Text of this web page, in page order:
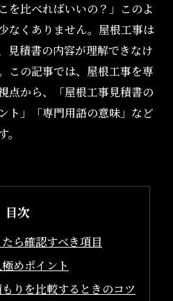
を比べればいいの？」このよ
なくありません。屋根工事は
見積書の内容が理解できなけ
この記事では、屋根工事を専
点から、「屋根工事見積書の
ト」「専門用語の意味」など
目次
ら確認すべき項目
めポイント
りを比較するときのコツ